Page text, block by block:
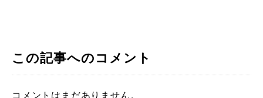
この記事へのコメント
コメントはまだありません。